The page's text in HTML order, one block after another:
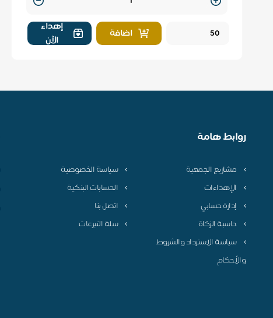
Quantity
اضافة
إهداء
الآن
روابط هامة
مشاريع الجمعية
سياسة الخصوصية
الإهداءات
الحسابات البنكية
إدارة حسابي
اتصل بنا
حاسبة الزكاة
سلة التبرعات
سياسة الاسترداد والشروط
والأحكام